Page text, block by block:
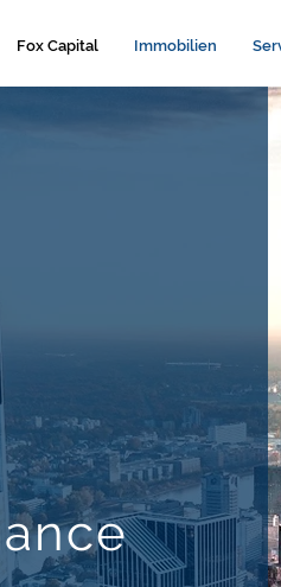
Fox Capital Immobilien